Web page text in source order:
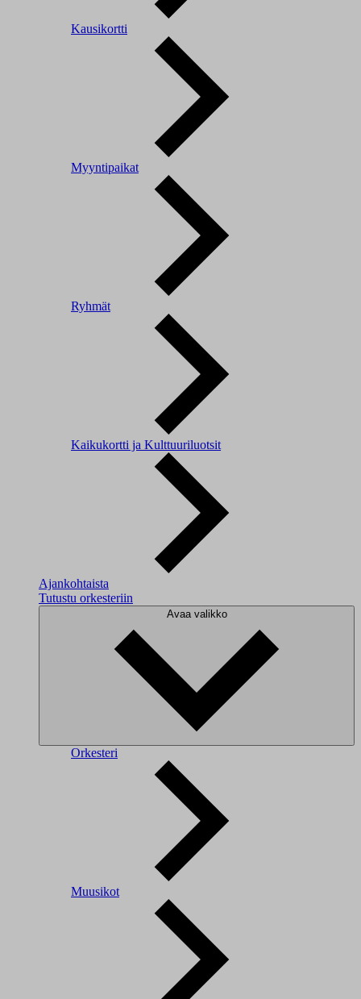
Kausikortti
Myyntipaikat
Ryhmät
Kaikukortti ja Kulttuuriluotsit
Ajankohtaista
Tutustu orkesteriin
Avaa valikko
Orkesteri
Muusikot